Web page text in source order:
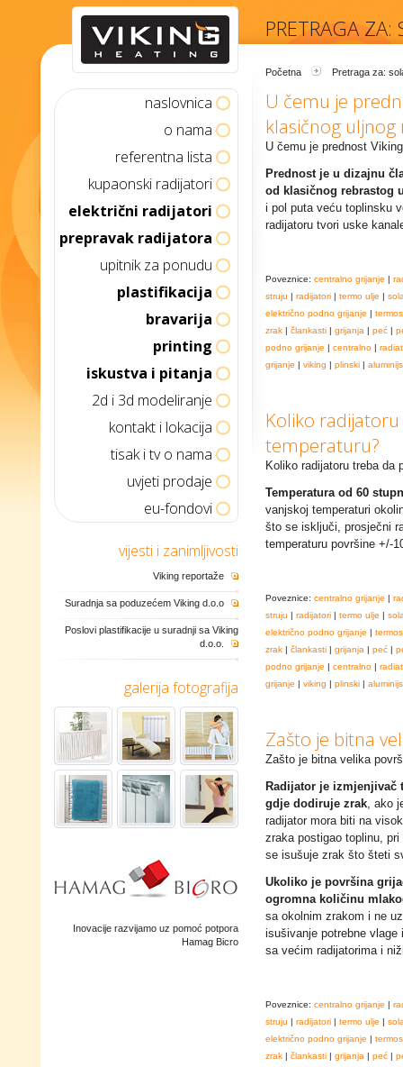
PRETRAGA ZA:
Početna Pretraga za:
naslovnica
o nama
referentna lista
kupaonski radijatori
električni radijatori
prepravak radijatora
upitnik za ponudu
plastifikacija
bravarija
printing
iskustva i pitanja
2d i 3d modeliranje
kontakt i lokacija
tisak i tv o nama
uvjeti prodaje
eu-fondovi
vijesti i zanimljivosti
Viking reportaže
Suradnja sa poduzećem Viking d.o.o
Poslovi plastifikacije u suradnji sa Viking
d.o.o.
galerija fotografija
Inovacije razvijamo uz pomoć potpora
Hamag Bicro
U čemu je
klasičnog uljnog
U čemu je prednost
Prednost je u dizajnu
od klasičnog rebrastog
i pol puta veću toplinsku
radijatoru tvori uske
Poveznice: centralno grijanje |
struju | radijatori | termo ulje |
električno podno grijanje |
zrak | člankasti | grijanja | peć |
podno grijanje | centralno |
grijanje | viking | plinski |
Koliko
temperaturu?
Koliko radijatoru treba da
Temperatura od 60
vanjskoj temperaturi
što se isključi, prosječni
temperaturu površine +/-
Poveznice: centralno grijanje |
struju | radijatori | termo ulje |
električno podno grijanje |
zrak | člankasti | grijanja | peć |
podno grijanje | centralno |
grijanje | viking | plinski |
Zašto je bitna
Zašto je bitna velika
Radijator je izmjenjivač
gdje dodiruje zrak, ako
radijator mora biti na
zraka postigao toplinu,
se isušuje zrak što šteti
Ukoliko je površina
ogromna količinu
sa okolnim zrakom i ne
isušivanje potrebne
sa većim radijatorima i
Poveznice: centralno grijanje |
struju | radijatori | termo ulje |
električno podno grijanje |
zrak | člankasti | grijanja | peć |